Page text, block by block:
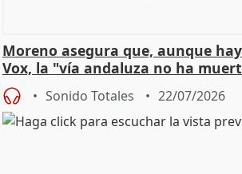
Moreno asegura que, aunque
Vox, la "vía andaluza no ha
"cambiar"
Sonido Totales 22/07/2026